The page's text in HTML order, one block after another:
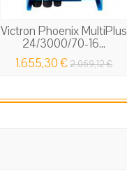
Victron Phoenix MultiPlus
24/3000/70-16...
1.655,30 €2.069,12 €